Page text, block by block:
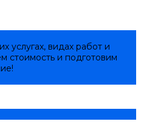
услугах, видах работ и
стоимость и подготовим